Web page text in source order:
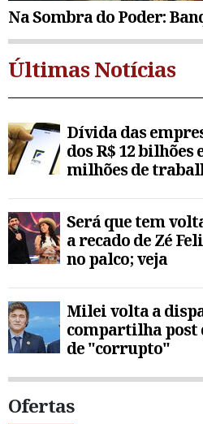
Na Sombra do Poder:
Últimas Notícias
Dívida das
dos R$ 12 bilhões
milhões de
Será que tem
a recado de Zé
no palco; veja
Milei volta a
compartilha post
de "corrupto"
Ofertas